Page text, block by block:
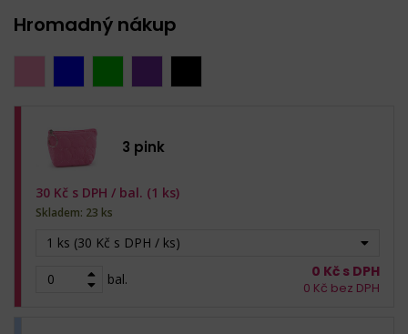
Hromadný nákup
3 pink
1 ks (30 Kč s DPH / ks)
bal.
30 Kč s DPH / bal. (1 ks)
Skladem: 23 ks
0 Kč s DPH
0 Kč bez DPH